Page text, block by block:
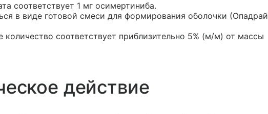
соответствует 1 мг осимертиниба.
в виде готовой смеси для формирования оболочки (Опадрай
соответствует приблизительно 5% (м/м) от массы
действие